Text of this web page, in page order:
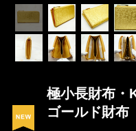
極小長財布・
ゴールド財布